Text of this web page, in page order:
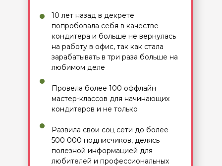
10 лет назад в декрете
попробовала себя в качестве
кондитера и больше не вернулась
на работу в офис, так как стала
зарабатывать в три раза больше на
любимом деле
Провела более 100 оффлайн
мастер-классов для начинающих
кондитеров и не только
Развила свои соц сети до более
500 000 подписчиков, делясь
полезной информацией для
любителей и профессиональных